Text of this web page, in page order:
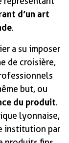
d’un art
.
a su imposer
de croisière,
but, ou
du produit.
lyonnaise,
institution par